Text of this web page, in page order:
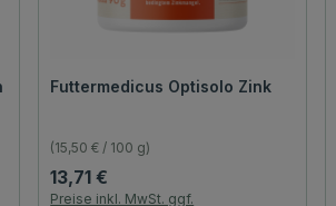
Futtermedicus Optisolo Zink
(15,50 € / 100 g)
Regulärer Preis:
13,71 €
Preise inkl. MwSt. ggf.